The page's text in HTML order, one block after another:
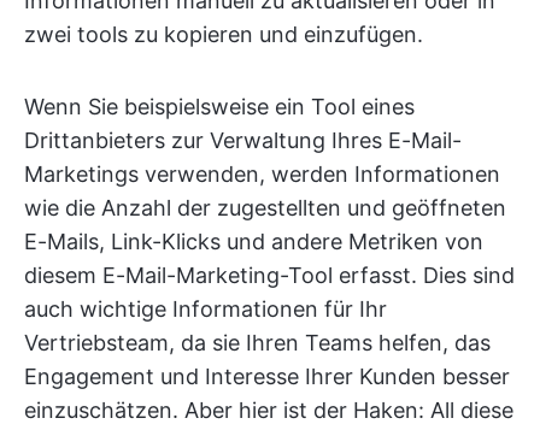
zwei tools zu kopieren und einzufügen.
Wenn Sie beispielsweise ein Tool eines
Drittanbieters zur Verwaltung Ihres E-Mail-
Marketings verwenden, werden Informationen
wie die Anzahl der zugestellten und geöffneten
E-Mails, Link-Klicks und andere Metriken von
diesem E-Mail-Marketing-Tool erfasst. Dies sind
auch wichtige Informationen für Ihr
Vertriebsteam, da sie Ihren Teams helfen, das
Engagement und Interesse Ihrer Kunden besser
einzuschätzen. Aber hier ist der Haken: All diese